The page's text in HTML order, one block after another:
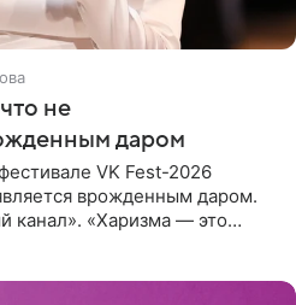
не
даром
VK Fest-2026
врожденным даром.
канал». «Харизма — это